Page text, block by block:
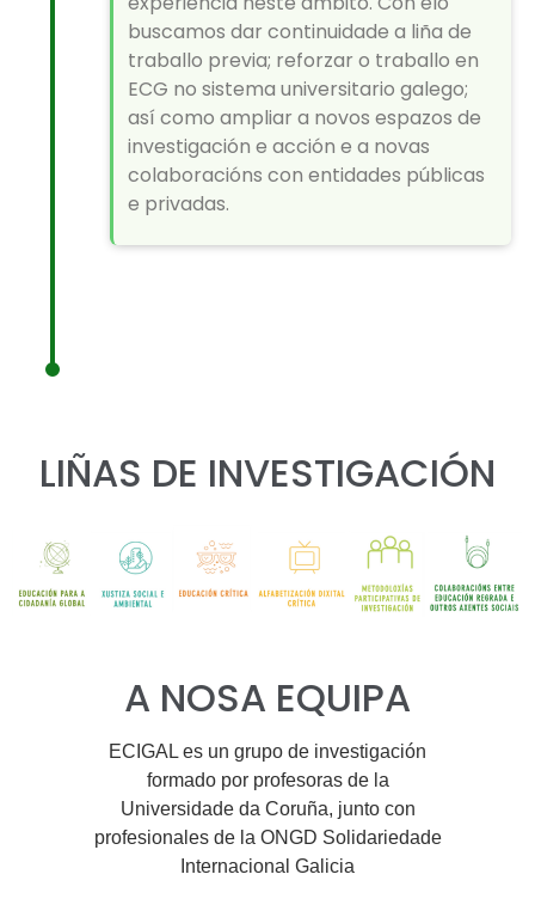
buscamos dar continuidade a liña de
traballo previa; reforzar o traballo en
ECG no sistema universitario galego;
así como ampliar a novos espazos de
investigación e acción e a novas
colaboracións con entidades públicas
e privadas.
LIÑAS DE INVESTIGACIÓN
A NOSA EQUIPA
ECIGAL es un grupo de investigación
formado por profesoras de la
Universidade da Coruña, junto con
profesionales de la ONGD Solidariedade
Internacional Galicia